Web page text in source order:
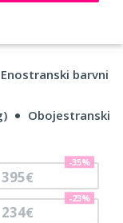
Enostranski barvni
Obojestranski
234€
-23%
395€
-35%